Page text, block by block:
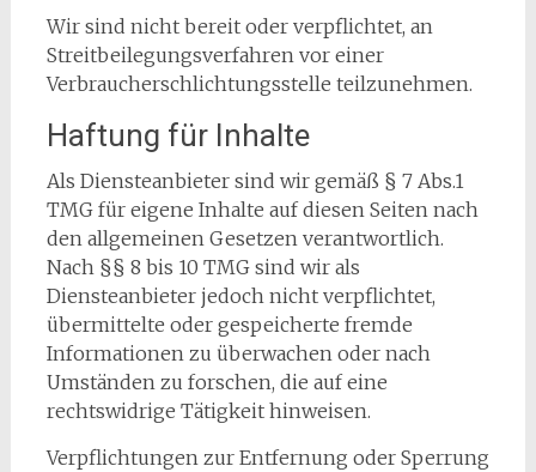
Wir sind nicht bereit oder verpflichtet, an
Streitbeilegungsverfahren vor einer
Verbraucherschlichtungsstelle teilzunehmen.
Haftung für Inhalte
Als Diensteanbieter sind wir gemäß § 7 Abs.1
TMG für eigene Inhalte auf diesen Seiten nach
den allgemeinen Gesetzen verantwortlich.
Nach §§ 8 bis 10 TMG sind wir als
Diensteanbieter jedoch nicht verpflichtet,
übermittelte oder gespeicherte fremde
Informationen zu überwachen oder nach
Umständen zu forschen, die auf eine
rechtswidrige Tätigkeit hinweisen.
Verpflichtungen zur Entfernung oder Sperrung